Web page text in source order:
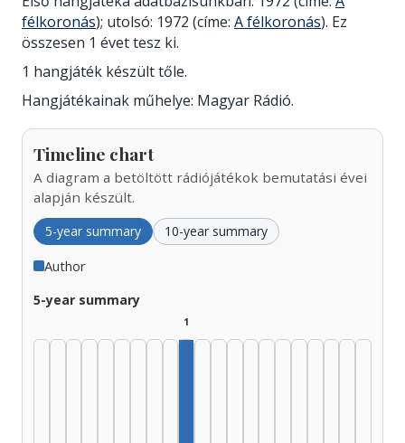
félkoronás); utolsó: 1972 (címe: A félkoronás). Ez
összesen 1 évet tesz ki.
1 hangjáték készült tőle.
Hangjátékainak műhelye: Magyar Rádió.
Timeline chart
A diagram a betöltött rádiójátékok bemutatási évei
alapján készült.
5-year summary 10-year summary
Author
5-year summary
1